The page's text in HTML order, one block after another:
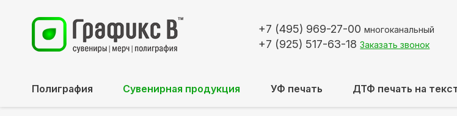
+7 (495) 969-27-00 многоканальный
+7 (925) 517-63-18 Заказать звонок
Полиграфия Сувенирная продукция УФ печать ДТФ печать на